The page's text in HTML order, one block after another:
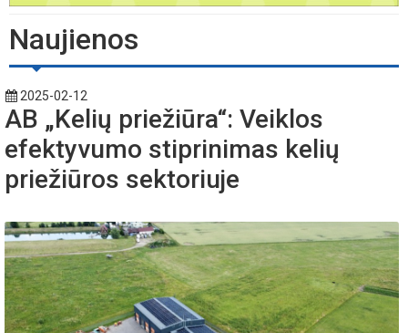
Naujienos
2025-02-12
AB „Kelių priežiūra“: Veiklos
efektyvumo stiprinimas kelių
priežiūros sektoriuje